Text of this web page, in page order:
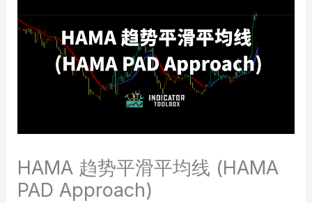
HAMA 趋势平滑平均线 (HAMA
PAD Approach)